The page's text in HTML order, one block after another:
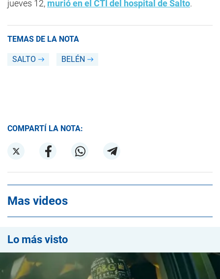
jueves 12, murió en el CTI del hospital de Salto.
TEMAS DE LA NOTA
SALTO BELÉN
COMPARTÍ LA NOTA:
Mas videos
Lo más visto